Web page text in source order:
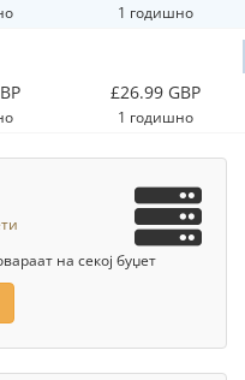
1 годишно
£26.99 GBP
1 годишно
на секој буџет